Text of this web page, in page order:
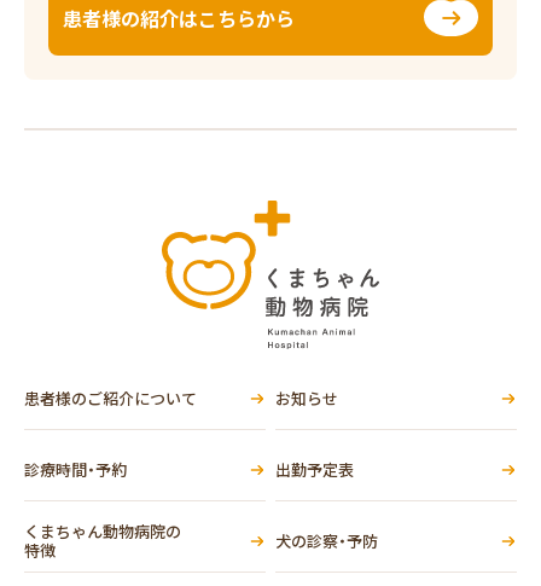
患者様の紹介はこちらから
患者様のご紹介について お知らせ
診療時間・予約 出勤予定表
くまちゃん動物病院の
特徴
犬の診察・予防